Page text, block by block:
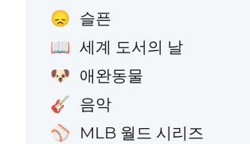
😞 슬픈
📖 세계 도서의 날
🐶 애완동물
🎸 음악
⚾ MLB 월드 시리즈